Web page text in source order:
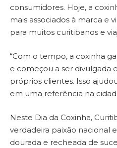
consumidores. Hoje, a
mais associados à marca e
para muitos curitibanos e
“Com o tempo, a coxinha
e começou a ser divulgada
próprios clientes. Isso
em uma referência na
Neste Dia da Coxinha,
verdadeira paixão nacional
dourada e recheada de